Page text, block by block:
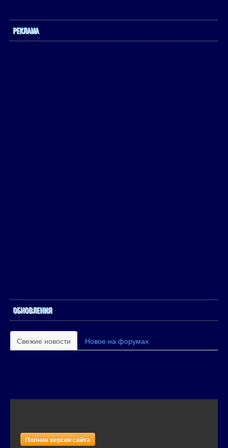
РЕКЛАМА
ОБНОВЛЕНИЯ
Свежие новости Новое на форумах
Полная версия сайта